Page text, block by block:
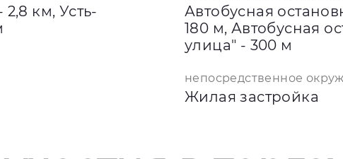
км, Усть-
Автобусная
180 м, Автобусная
улица" - 300 м
непосредственное
Жилая застройка